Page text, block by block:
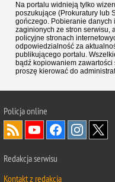
Na portalu widnieją tylko
poszukujące (Prokuratury lub
gończego. Pobieranie danych
zaginionych ze stron serwisu,
policyjne stronach
odpowiedzialność za
publikującego portalu.
bądź kopiowaniem
proszę kierować do
Policjaonline
Redakcja serwisu
Kontakt z redakcją